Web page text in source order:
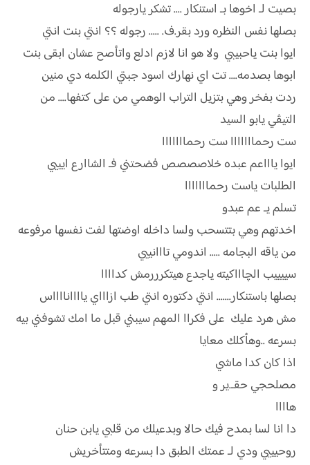
بصيت لـ اخوها بـ استنكار .... تشكر يارجوله
بصلها نفس النظره ورد بقر.ف. ..... رجوله ؟؟ انتي بنت انتي
ايوا بنت ياحبيبي ولا هو انا لازم ادلع واتأصح عشان ابقى بنت
ابوها بصدمه.... تت اي نهارك اسود جبتي الكلمه دي منين
ردت بفخر وهي بتزيل التراب الوهمي من على كتفها.... من
التيڤي يابو السيد
ست رحمااااااا ست رحمااااااا
ايوا ياااعم عبده خلاصصصص فضحتني فـ الشاارع ايييي
الطلبات ياست رحمااااااا
تسلم يـ عم عبدو
اخدتهم وهي بتتسحب ولسا داخله اوضتها لفت نفسها مرفوعه
من ياقه البجامه ..... اندومي تااانييي
سييييب الچاااكيته ياجدع هيتكرررمش كداااا
بصلها باستنكار....... انتي دكتوره انتي طب ازاااي ياااانااااس
مش هرد عليك على فكراا المهم سيبني قبل ما امك تشوفني بيه
بسرعه ..وهأكلك معايا
اذا كان كدا ماشي
مصلحجي حقـ.ير و
هاااا
دا انا لسا بمدح فيك حالا وبدعيلك من قلبي يابن حنان
روحيييي ودي لـ عمتك الطبق دا بسرعه ومتتأخريش